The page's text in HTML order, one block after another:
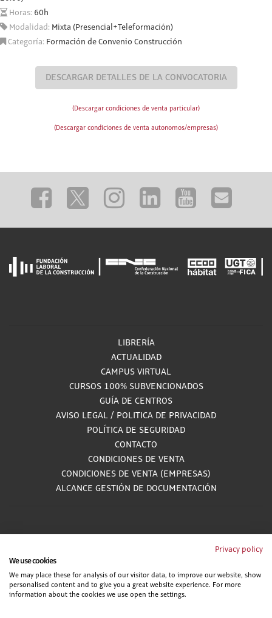
Horas: 60h
Modalidad: Mixta (Presencial+Teleformación)
Categoría: Formación de Convenio Construcción
DESCARGAR DETALLES DE LA CONVOCATORIA
(Descargar condiciones de venta particular)
(Descargar condiciones de venta autonomos/empresas)
LIBRERÍA
ACTUALIDAD
CAMPUS VIRTUAL
CURSOS 100% SUBVENCIONADOS
GUÍA DE CENTROS
AVISO LEGAL / POLITICA DE PRIVACIDAD
POLÍTICA DE SEGURIDAD
CONTACTO
CONDICIONES DE VENTA
CONDICIONES DE VENTA (EMPRESAS)
ALCANCE GESTIÓN DE DOCUMENTACIÓN
Teléfono gratuito atendido por asesores especializados L-V 8:00 - 15:00
Privacy policy
We use cookies
We may place these for analysis of our visitor data, to improve our website, show
personalised content and to give you a great website experience. For more
information about the cookies we use open the settings.